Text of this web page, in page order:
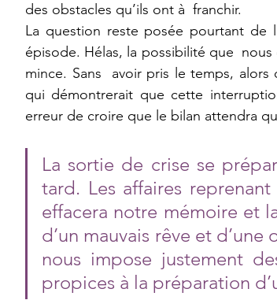
des obstacles qu’ils ont à  franchir.
La question reste posée pourtant de
épisode. Hélas, la possibilité que
mince. Sans  avoir pris le temps,
qui démontrerait que cette
erreur de croire que le bilan attendra
La sortie de crise se
tard. Les affaires
effacera notre mémoire et
d’un mauvais rêve et
nous impose justement
propices à la préparation